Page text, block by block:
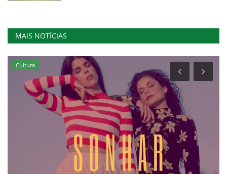
MAIS NOTÍCIAS
Cultura